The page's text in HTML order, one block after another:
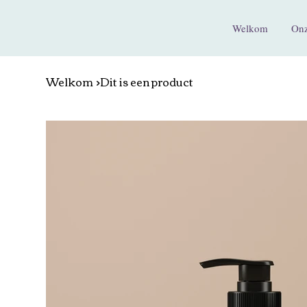
Welkom
Welkom>Dit is een product